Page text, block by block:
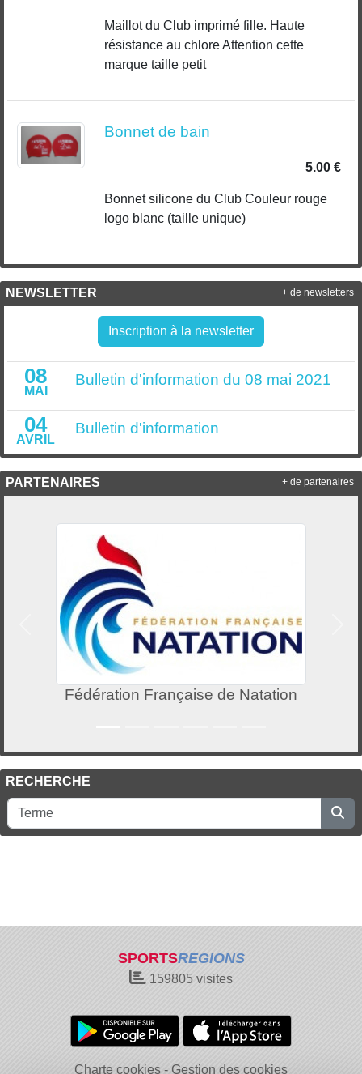
Maillot du Club imprimé fille. Haute
résistance au chlore Attention cette
marque taille petit
Bonnet de bain
5.00 €
Bonnet silicone du Club Couleur rouge
logo blanc (taille unique)
NEWSLETTER
Inscription à la newsletter
08
MAI
Bulletin d'information du 08 mai 2021
04
AVRIL
Bulletin d'information
+ de newsletters
PARTENAIRES
Fédération Française de Natation
Précedent
+ de partenaires
RECHERCHE
SPORTSREGIONS
159805 visites
Charte cookies Gestion des cookies